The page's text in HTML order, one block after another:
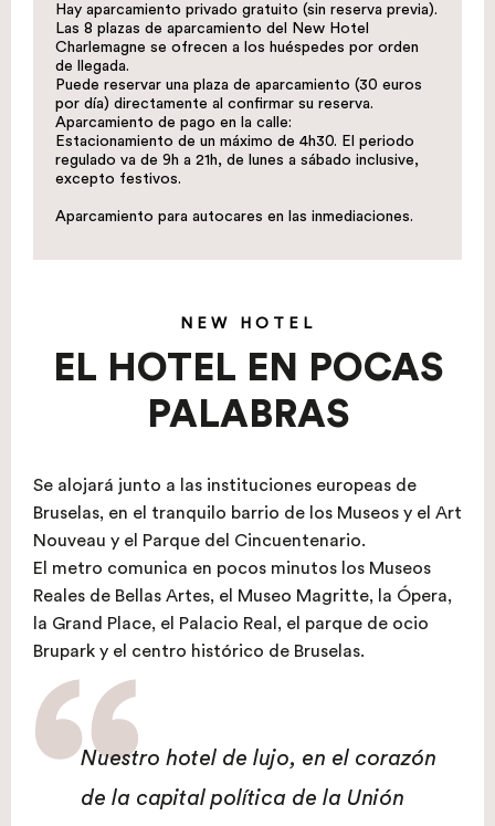
Hay aparcamiento privado gratuito (sin reserva previa).
Las 8 plazas de aparcamiento del New Hotel
Charlemagne se ofrecen a los huéspedes por orden
de llegada.
Puede reservar una plaza de aparcamiento (30 euros
por día) directamente al confirmar su reserva.
Aparcamiento de pago en la calle:
Estacionamiento de un máximo de 4h30. El periodo
regulado va de 9h a 21h, de lunes a sábado inclusive,
excepto festivos.
Aparcamiento para autocares en las inmediaciones.
NEW HOTEL
EL HOTEL EN POCAS
PALABRAS
Se alojará junto a las instituciones europeas de
Bruselas, en el tranquilo barrio de los Museos y el Art
Nouveau y el Parque del Cincuentenario.
El metro comunica en pocos minutos los Museos
Reales de Bellas Artes, el Museo Magritte, la Ópera,
la Grand Place, el Palacio Real, el parque de ocio
Brupark y el centro histórico de Bruselas.
Nuestro hotel de lujo, en el corazón
de la capital política de la Unión